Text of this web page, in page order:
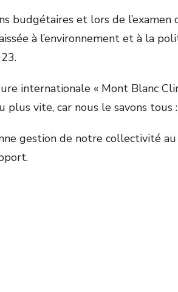
budgétaires et lors de
à l’environnement et à la
internationale « Mont Blanc
vite, car nous le savons tous
gestion de notre collectivité